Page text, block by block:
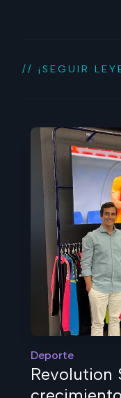
// ¡SEGUIR
Deporte
Revolution